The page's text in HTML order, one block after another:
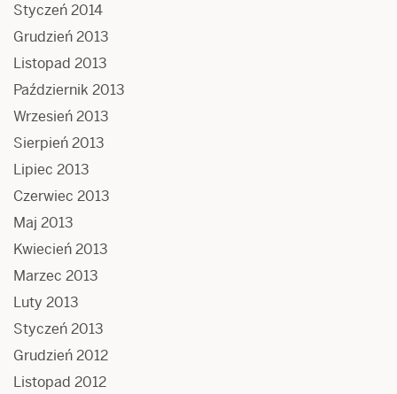
Styczeń 2014
Grudzień 2013
Listopad 2013
Październik 2013
Wrzesień 2013
Sierpień 2013
Lipiec 2013
Czerwiec 2013
Maj 2013
Kwiecień 2013
Marzec 2013
Luty 2013
Styczeń 2013
Grudzień 2012
Listopad 2012